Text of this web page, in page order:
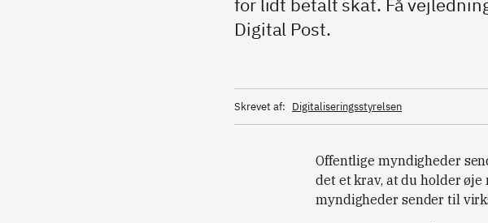
Digital Post.
Skrevet af: Digitaliseringsstyrelsen
Offentlige myndigheder
det et krav, at du holder
myndigheder sender til